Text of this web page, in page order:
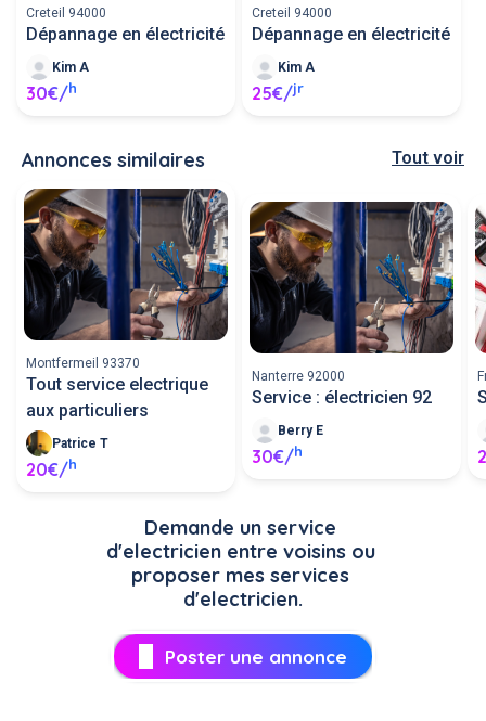
Creteil 94000
Dépannage en électricité
Kim A
30€/h
Creteil 94000
Dépannage en électricité
Kim A
25€/jr
Annonces similaires Tout voir
Montfermeil 93370
Tout service electrique
aux particuliers
Patrice T
20€/h
Nanterre 92000
Service : électricien 92
Berry E
30€/h
Demande un service
d'electricien entre voisins ou
proposer mes services
d'electricien.
Poster une annonce